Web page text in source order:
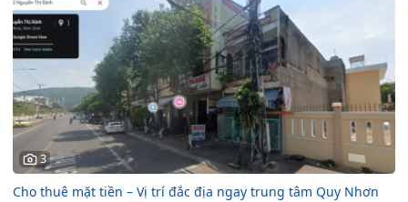
3
Cho thuê mặt tiền – Vị trí đắc địa ngay trung tâm Quy Nhơn